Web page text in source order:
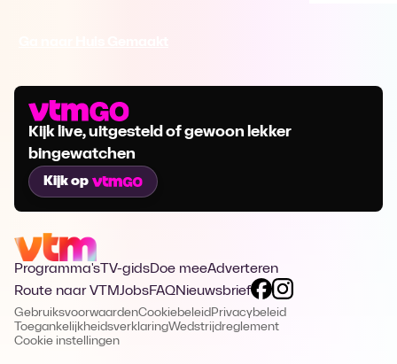
Kijk live, uitgesteld of gewoon lekker
bingewatchen
Kijk op
Programma's TV-gidsDoe meeAdverteren
Route naar VTMJobsFAQNieuwsbrief
GebruiksvoorwaardenCookiebeleid Privacybeleid
ToegankelijkheidsverklaringWedstrijdreglement
Cookie instellingen